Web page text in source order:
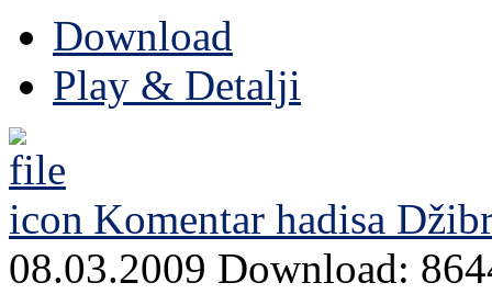
Download
Play & Detalji
Komentar hadisa
08.03.2009 Download: